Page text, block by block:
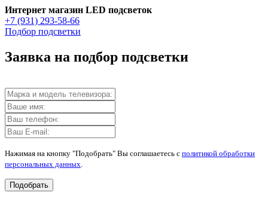
Интернет магазин LED подсветок
+7 (931) 293-58-66
Подбор подсветки
Заявка на подбор подсветки
Нажимая на кнопку "Подобрать" Вы соглашаетесь с политикой обработки
персональных данных
Подобрать